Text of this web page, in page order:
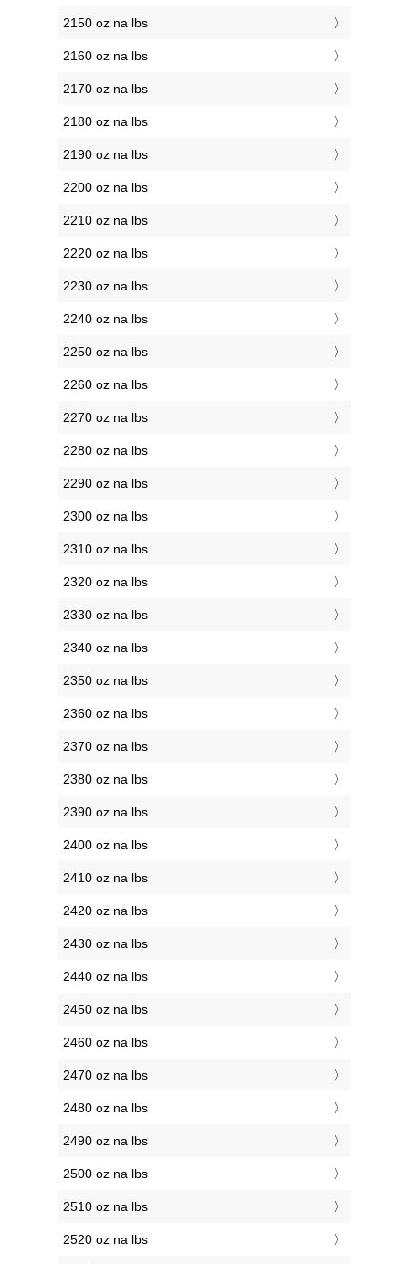
2150 oz na lbs
2160 oz na lbs
2170 oz na lbs
2180 oz na lbs
2190 oz na lbs
2200 oz na lbs
2210 oz na lbs
2220 oz na lbs
2230 oz na lbs
2240 oz na lbs
2250 oz na lbs
2260 oz na lbs
2270 oz na lbs
2280 oz na lbs
2290 oz na lbs
2300 oz na lbs
2310 oz na lbs
2320 oz na lbs
2330 oz na lbs
2340 oz na lbs
2350 oz na lbs
2360 oz na lbs
2370 oz na lbs
2380 oz na lbs
2390 oz na lbs
2400 oz na lbs
2410 oz na lbs
2420 oz na lbs
2430 oz na lbs
2440 oz na lbs
2450 oz na lbs
2460 oz na lbs
2470 oz na lbs
2480 oz na lbs
2490 oz na lbs
2500 oz na lbs
2510 oz na lbs
2520 oz na lbs